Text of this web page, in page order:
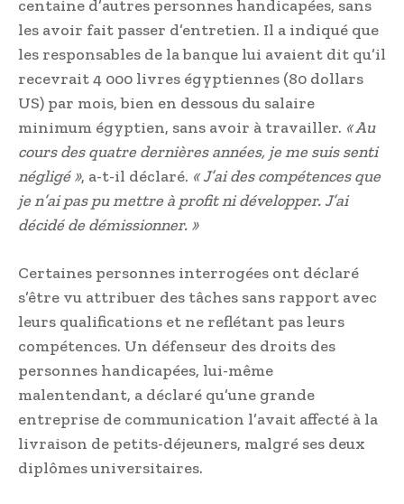
centaine d’autres personnes handicapées, sans
les avoir fait passer d’entretien. Il a indiqué que
les responsables de la banque lui avaient dit qu’il
recevrait 4 000 livres égyptiennes (80 dollars
US) par mois, bien en dessous du salaire
minimum égyptien, sans avoir à travailler. « Au
cours des quatre dernières années, je me suis senti
négligé », a-t-il déclaré. « J’ai des compétences que
je n’ai pas pu mettre à profit ni développer. J’ai
décidé de démissionner. »
Certaines personnes interrogées ont déclaré
s’être vu attribuer des tâches sans rapport avec
leurs qualifications et ne reflétant pas leurs
compétences. Un défenseur des droits des
personnes handicapées, lui-même
malentendant, a déclaré qu’une grande
entreprise de communication l’avait affecté à la
livraison de petits-déjeuners, malgré ses deux
diplômes universitaires.